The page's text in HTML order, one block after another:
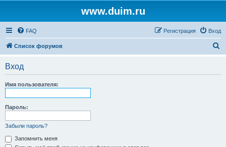
www.duim.ru
FAQ Вход
Регистрация
Список форумов
Вход
Имя пользователя:
Пароль:
Забыли пароль?
Запомнить меня